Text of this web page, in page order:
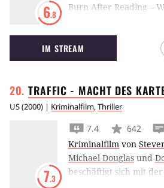
6.8
Burn After Reading –
McDormand auf eine
vermeintliche
sind.
IM STREAM
TRAFFIC - MACHT DES
US(2000) | Kriminalfilm,Thriller
7.3
7.4 642
Kriminalfilm von
Michael Douglas und
beschäftigt sich mit